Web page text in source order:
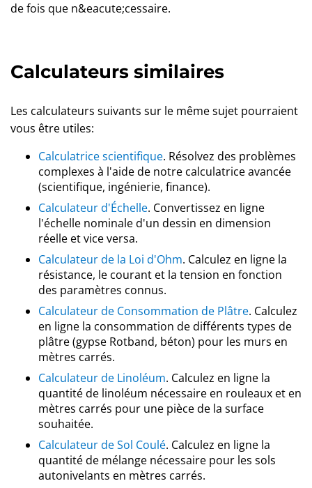
de fois que n&eacute;cessaire.
Calculateurs similaires
Les calculateurs suivants sur le même sujet pourraient
vous être utiles:
Calculatrice scientifique. Résolvez des problèmes
complexes à l'aide de notre calculatrice avancée
(scientifique, ingénierie, finance).
Calculateur d'Échelle. Convertissez en ligne
l'échelle nominale d'un dessin en dimension
réelle et vice versa.
Calculateur de la Loi d'Ohm. Calculez en ligne la
résistance, le courant et la tension en fonction
des paramètres connus.
Calculateur de Consommation de Plâtre. Calculez
en ligne la consommation de différents types de
plâtre (gypse Rotband, béton) pour les murs en
mètres carrés.
Calculateur de Linoléum. Calculez en ligne la
quantité de linoléum nécessaire en rouleaux et en
mètres carrés pour une pièce de la surface
souhaitée.
Calculateur de Sol Coulé. Calculez en ligne la
quantité de mélange nécessaire pour les sols
autonivelants en mètres carrés.